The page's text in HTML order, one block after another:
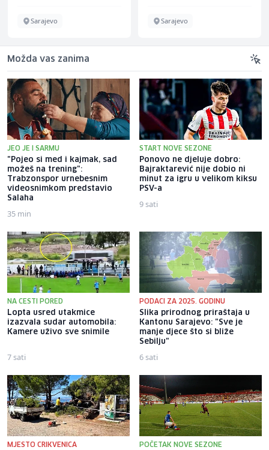
Sarajevo Sarajevo
Možda vas zanima
JEO JE I SARMU
"Pojeo si med i kajmak, sad
možeš na trening":
Trabzonspor urnebesnim
videosnimkom predstavio
Salaha
35 min
START NOVE SEZONE
Ponovo ne djeluje dobro:
Bajraktarević nije dobio ni
minut za igru u velikom kiksu
PSV-a
9 sati
NA CESTI PORED
Lopta usred utakmice
izazvala sudar automobila:
Kamere uživo sve snimile
7 sati
PODACI ZA 2025. GODINU
Slika prirodnog priraštaja u
Kantonu Sarajevo: "Sve je
manje djece što si bliže
Sebilju"
6 sati
MJESTO CRIKVENICA POČETAK NOVE SEZONE